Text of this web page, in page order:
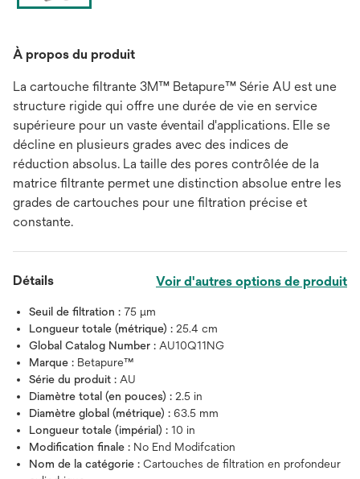
À propos du produit
La cartouche filtrante 3M™ Betapure™ Série AU est une
structure rigide qui offre une durée de vie en service
supérieure pour un vaste éventail d'applications. Elle se
décline en plusieurs grades avec des indices de
réduction absolus. La taille des pores contrôlée de la
matrice filtrante permet une distinction absolue entre les
grades de cartouches pour une filtration précise et
constante.
Détails Voir d'autres options de produit
Seuil de filtration : 75 μm
Longueur totale (métrique) : 25.4 cm
Global Catalog Number : AU10Q11NG
Marque : Betapure™
Série du produit : AU
Diamètre total (en pouces) : 2.5 in
Diamètre global (métrique) : 63.5 mm
Longueur totale (impérial) : 10 in
Modification finale : No End Modifcation
Nom de la catégorie : Cartouches de filtration en profondeur